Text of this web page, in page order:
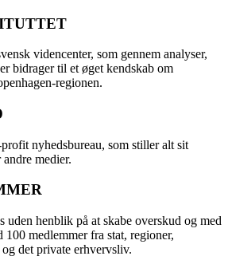
videncenter, som gennem analyser,
bidrager til et øget kendskab om
regionen.
nyhedsbureau, som stiller alt sit
medier.
uden henblik på at skabe overskud og med
medlemmer fra stat, regioner,
det private erhvervsliv.